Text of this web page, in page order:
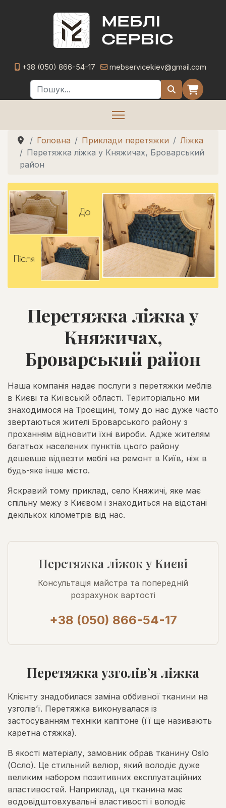
+38 (050) 866-54-17 mebservicekiev@gmail.com
Пошук
Головна Приклади перетяжки
Ліжка
Перетяжка ліжка у Княжичах, Броварський
район
Перетяжка ліжка у
Княжичах,
Броварський район
Наша компанія надає послуги з перетяжки меблів
в Києві та Київській області. Територіально ми
знаходимося на Троєщині, тому до нас дуже часто
звертаються жителі Броварського району з
проханням відновити їхні вироби. Адже жителям
багатьох населених пунктів цього району
дешевше відвезти меблі на ремонт в Київ, ніж в
будь-яке інше місто.
Яскравий тому приклад, село Княжичі, яке має
спільну межу з Києвом і знаходиться на відстані
декількох кілометрів від нас.
Перетяжка ліжок у Києві
Консультація майстра та попередній
розрахунок вартості
+38 (050) 866-54-17
Перетяжка узголів’я ліжка
Клієнту знадобилася заміна оббивної тканини на
узголів’ї. Перетяжка виконувалася із
застосуванням техніки капітоне (її ще називають
каретна стяжка).
В якості матеріалу, замовник обрав тканину Oslo
(Осло). Це стильний велюр, який володіє дуже
великим набором позитивних експлуатаційних
властивостей. Наприклад, ця тканина має
водовідштовхувальні властивості і володіє